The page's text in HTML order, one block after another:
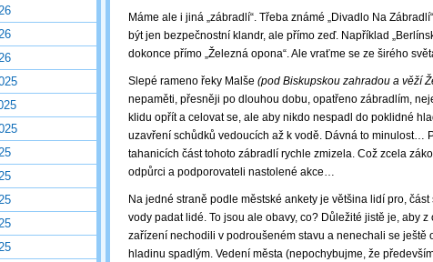
Máme ale i jiná „zábradlí“. Třeba známé „Divadlo Na
být jen bezpečnostní klandr, ale přímo zeď. Například
dokonce přímo „Železná opona“. Ale vraťme se ze širého
Slepé rameno řeky Malše (pod Biskupskou zahradou a věží
nepaměti, přesněji po dlouhou dobu, opatřeno zábradlím,
klidu opřít a celovat se, ale aby nikdo nespadl do poklidné
uzavření schůdků vedoucích až k vodě. Dávná to minulost…
tahanicích část tohoto zábradlí rychle zmizela. Což zcela
odpůrci a podporovateli nastolené akce…
Na jedné straně podle městské ankety je většina lidí pro,
vody padat lidé. To jsou ale obavy, co? Důležité jistě je, aby
zařízení nechodili v podroušeném stavu a nenechali se ještě
hladinu spadlým. Vedení města (nepochybujme, že